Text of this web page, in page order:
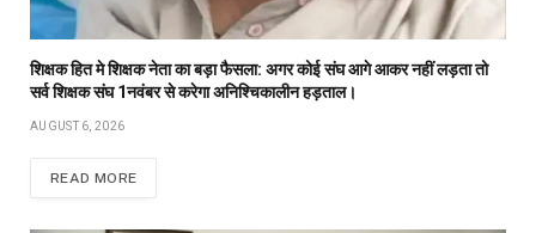
शिक्षक हित मे शिक्षक नेता का बड़ा फैसला: अगर कोई संघ आगे आकर नहीं लड़ता तो
सर्व शिक्षक संघ 1नवंबर से करेगा अनिश्चिकालीन हड़ताल।
AUGUST 6, 2026
READ MORE